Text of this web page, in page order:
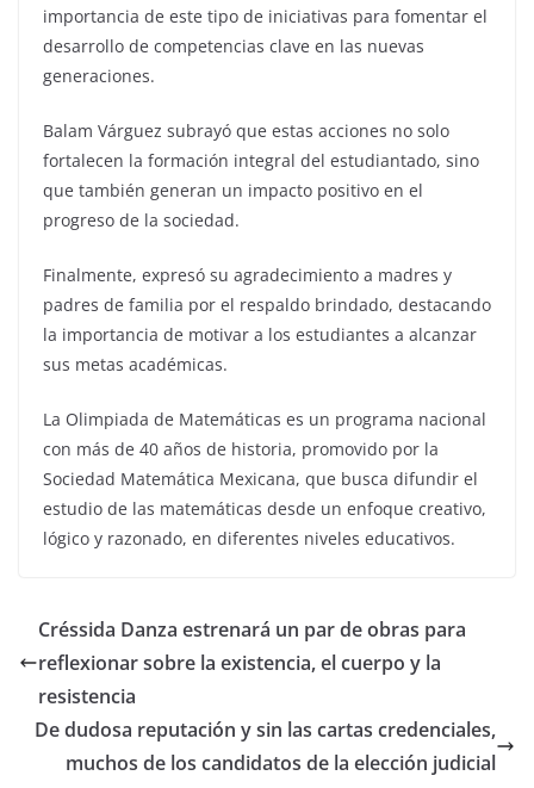
importancia de este tipo de iniciativas para fomentar el
desarrollo de competencias clave en las nuevas
generaciones.
Balam Várguez subrayó que estas acciones no solo
fortalecen la formación integral del estudiantado, sino
que también generan un impacto positivo en el
progreso de la sociedad.
Finalmente, expresó su agradecimiento a madres y
padres de familia por el respaldo brindado, destacando
la importancia de motivar a los estudiantes a alcanzar
sus metas académicas.
La Olimpiada de Matemáticas es un programa nacional
con más de 40 años de historia, promovido por la
Sociedad Matemática Mexicana, que busca difundir el
estudio de las matemáticas desde un enfoque creativo,
lógico y razonado, en diferentes niveles educativos.
Créssida Danza estrenará un par de obras para
reflexionar sobre la existencia, el cuerpo y la
resistencia
De dudosa reputación y sin las cartas credenciales,
muchos de los candidatos de la elección judicial